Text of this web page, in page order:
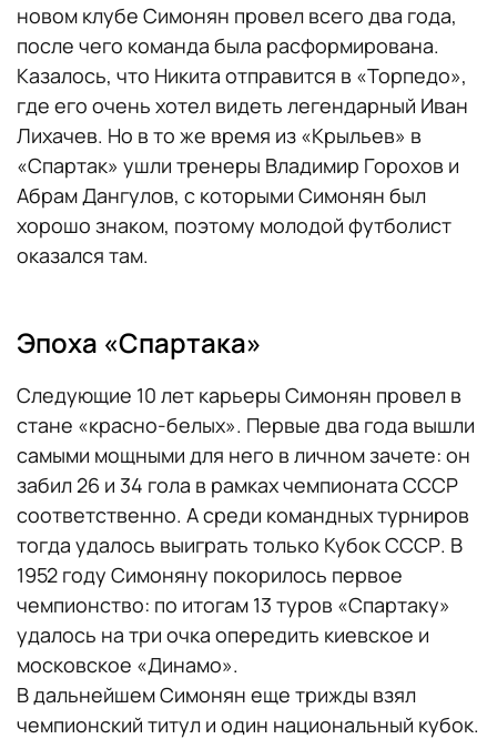
новом клубе Симонян провел всего два года,
после чего команда была расформирована.
Казалось, что Никита отправится в «Торпедо»,
где его очень хотел видеть легендарный Иван
Лихачев. Но в то же время из «Крыльев» в
«Спартак» ушли тренеры Владимир Горохов и
Абрам Дангулов, с которыми Симонян был
хорошо знаком, поэтому молодой футболист
оказался там.
Эпоха «Спартака»
Следующие 10 лет карьеры Симонян провел в
стане «красно-белых». Первые два года вышли
самыми мощными для него в личном зачете: он
забил 26 и 34 гола в рамках чемпионата СССР
соответственно. А среди командных турниров
тогда удалось выиграть только Кубок СССР. В
1952 году Симоняну покорилось первое
чемпионство: по итогам 13 туров «Спартаку»
удалось на три очка опередить киевское и
московское «Динамо».
В дальнейшем Симонян еще трижды взял
чемпионский титул и один национальный кубок.